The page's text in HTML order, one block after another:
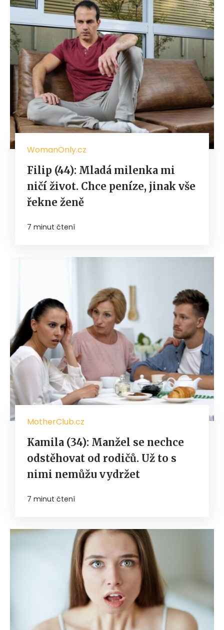
WomanOnly.cz
Filip (44): Mladá milenka mi
ničí život. Chce peníze, jinak vše
řekne ženě
7 minut čtení
MotherClub.cz
Kamila (34): Manžel se nechce
odstěhovat od rodičů. Už to s
nimi nemůžu vydržet
7 minut čtení